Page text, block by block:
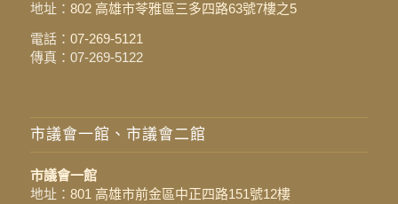
地址： 802 高雄市苓雅區三多四路63號7樓之5
電話： 07-269-5121
傳真：07-269-5122
市議會一館、市議會二館
市議會一館
地址： 801 高雄市前金區中正四路151號12樓